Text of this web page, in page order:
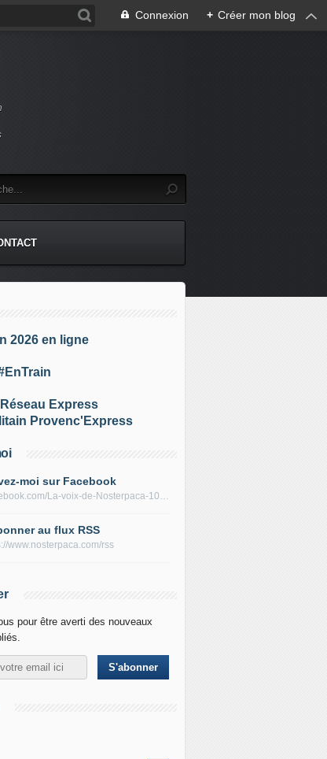
Connexion + Créer mon blog
2026 en ligne
Express
Provenc'Express
moi sur Facebook
//facebook.com/La-voix-de-Nosterpaca-106434384284735
au flux RSS
www.nosterpaca.com/rss
pour être averti des nouveaux